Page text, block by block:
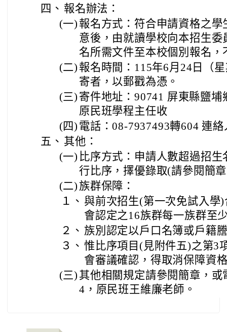
四、 報名辦法：
(一) 報名方式：符合申請資格之
意後，由就讀學校向本招生
名所需文件至本校個別報名，
(二) 報名時間：115年6月24日（
寄者，以郵戳為憑。
(三) 寄件地址：90741 屏東縣鹽
原民班學程主任收
(四) 電話：08-7937493轉604 連
五、 其他：
(一) 比序方式：申請人數超過招
行比序，擇優錄取(請參閱簡
(二)族群保障：
１、 與前次招生(第一次免試入學
會認定之16族群每一族群至
２、 族別認定以戶口名簿或戶籍
３、 惟比序項目(見附件五)之第3
會審議確認，得取消保障資
(三) 其他相關規定請參閱簡章，
4，原民班王維廉老師。